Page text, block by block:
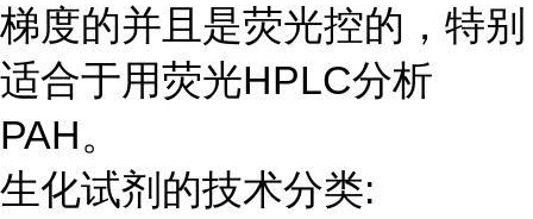
梯度的并且是荧光控的，特别
适合于用荧光HPLC分析
PAH。
生化试剂的技术分类: